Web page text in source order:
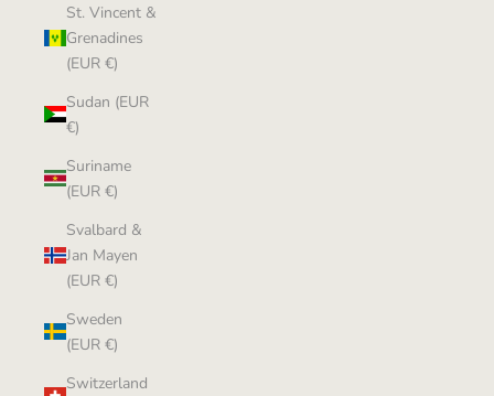
St. Vincent &
Grenadines
(EUR €)
Sudan (EUR
€)
Suriname
(EUR €)
Svalbard &
Jan Mayen
(EUR €)
Sweden
(EUR €)
Switzerland